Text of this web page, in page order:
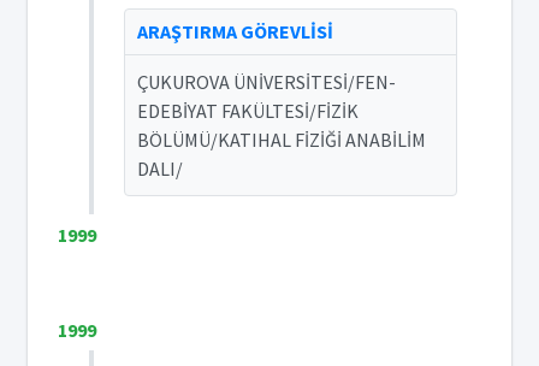
ARAŞTIRMA GÖREVLİSİ
ÇUKUROVA ÜNİVERSİTESİ/FEN-
EDEBİYAT FAKÜLTESİ/FİZİK
BÖLÜMÜ/KATIHAL FİZİĞİ ANABİLİM
DALI/
1999
1999